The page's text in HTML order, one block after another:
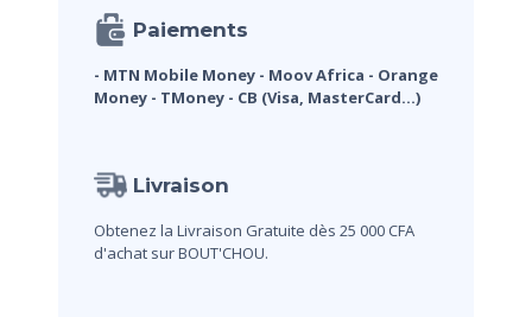
Paiements
- MTN Mobile Money - Moov Africa - Orange
Money - TMoney - CB (Visa, MasterCard...)
Livraison
Obtenez la Livraison Gratuite dès 25 000 CFA
d'achat sur BOUT'CHOU.